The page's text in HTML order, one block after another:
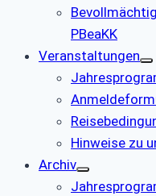
PBeaKK
Veranstaltungen
Hinweise zu
Archiv